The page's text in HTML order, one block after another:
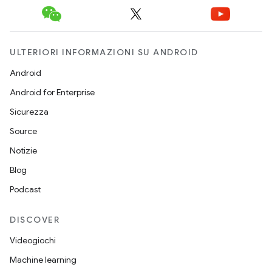
ULTERIORI INFORMAZIONI SU ANDROID
Android
Android for Enterprise
Sicurezza
Source
Notizie
Blog
Podcast
DISCOVER
Videogiochi
Machine learning